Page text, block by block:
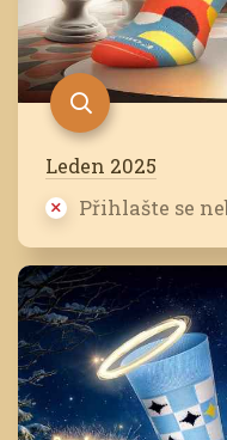
Leden 2025
Přihlašte se